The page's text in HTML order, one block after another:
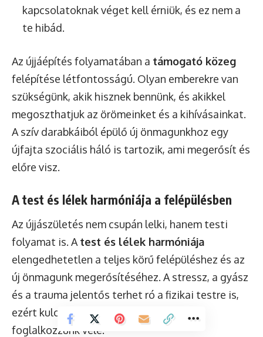
kapcsolatoknak véget kell érniük, és ez nem a
te hibád.
Az újjáépítés folyamatában a támogató közeg
felépítése létfontosságú. Olyan emberekre van
szükségünk, akik hisznek bennünk, és akikkel
megoszthatjuk az örömeinket és a kihívásainkat.
A szív darabkáiból épülő új önmagunkhoz egy
újfajta szociális háló is tartozik, ami megerősít és
előre visz.
A test és lélek harmóniája a felépülésben
Az újjászületés nem csupán lelki, hanem testi
folyamat is. A test és lélek harmóniája
elengedhetetlen a teljes körű felépüléshez és az
új önmagunk megerősítéséhez. A stressz, a gyász
és a trauma jelentős terhet ró a fizikai testre is,
ezért kulcsfontosságú, hogy tudatosan
foglalkozzunk vele.